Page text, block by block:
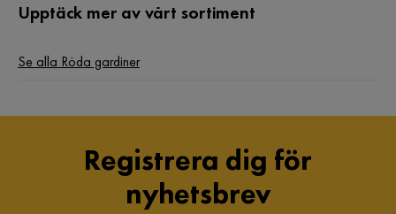
Upptäck mer av vårt sortiment
Se alla Röda gardiner
Registrera dig för
nyhetsbrev